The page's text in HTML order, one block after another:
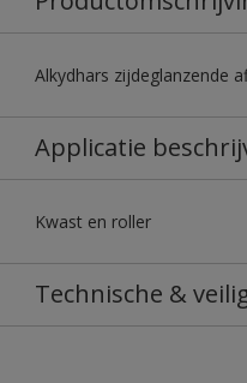
Alkydhars zijdeglanzende
Applicatie
Kwast en roller
Technische &